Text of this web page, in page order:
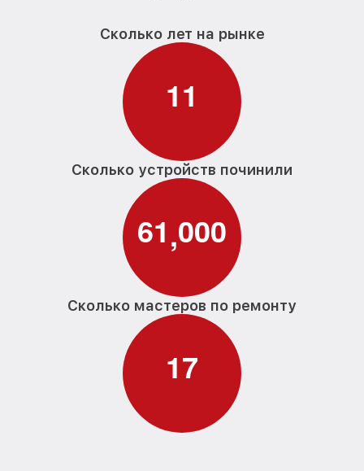
Сколько лет на рынке
11
Сколько устройств починили
61,000
Сколько мастеров по ремонту
17